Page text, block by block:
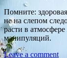
Помните:
не на слепом
расти в
манипуляций.
Leave a comment